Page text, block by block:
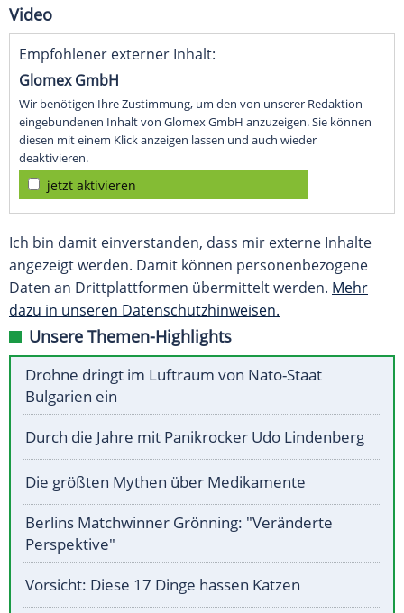
Video
Empfohlener externer Inhalt:
Glomex GmbH
Wir benötigen Ihre Zustimmung, um den von unserer Redaktion
eingebundenen Inhalt von Glomex GmbH anzuzeigen. Sie können
diesen mit einem Klick anzeigen lassen und auch wieder
deaktivieren.
jetzt aktivieren
Ich bin damit einverstanden, dass mir externe Inhalte
angezeigt werden. Damit können personenbezogene
Daten an Drittplattformen übermittelt werden. Mehr
dazu in unseren Datenschutzhinweisen.
Unsere Themen-Highlights
Drohne dringt im Luftraum von Nato-Staat
Bulgarien ein
Durch die Jahre mit Panikrocker Udo Lindenberg
Die größten Mythen über Medikamente
Berlins Matchwinner Grönning: "Veränderte
Perspektive"
Vorsicht: Diese 17 Dinge hassen Katzen